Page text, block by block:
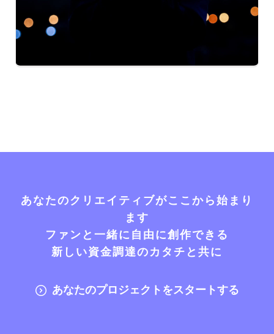
あなたのクリエイティブがここから始まり
ます
ファンと一緒に自由に創作できる
新しい資金調達のカタチと共に
あなたのプロジェクトをスタートする